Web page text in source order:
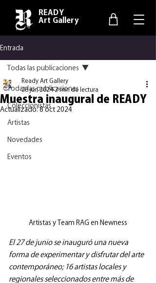
READY
Art Gallery
Entrada
Todas las publicaciones
Coleccionistas
Artistas
Novedades
Eventos
Todas las publicaciones
Muestra inaugural de READY
Ready Art Gallery
28 jun 2024 2 min de lectura
Actualizado:8 oct 2024
Artistas y Team RAG en Newness
El 27 de junio se inauguró una nueva
forma de experimentar y disfrutar del arte
contemporáneo; 16 artistas locales y
regionales seleccionados entre más de